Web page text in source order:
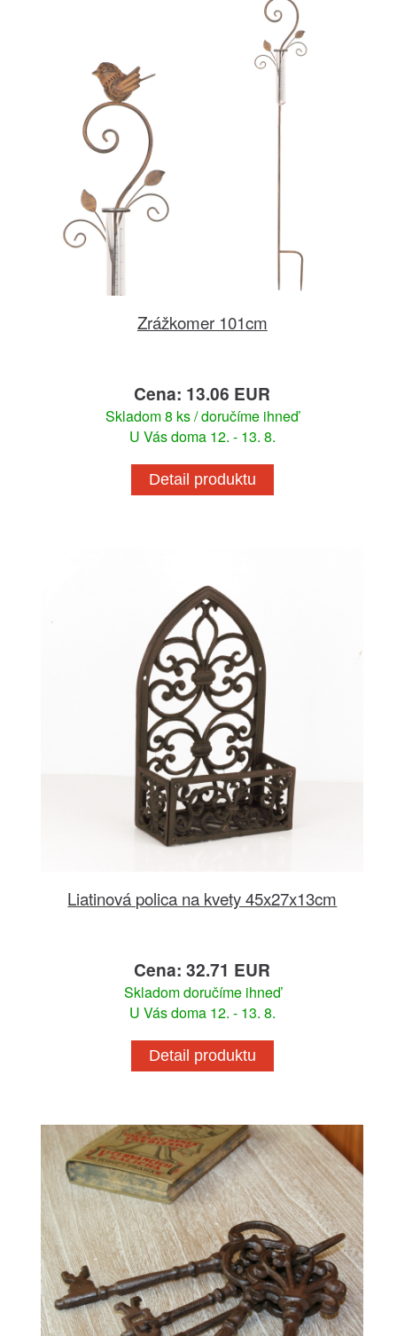
Zrážkomer 101cm
Cena: 13.06 EUR
Skladom 8 ks / doručíme ihneď
U Vás doma 12. - 13. 8.
Detail produktu
Liatinová polica na kvety 45x27x13cm
Cena: 32.71 EUR
Skladom doručíme ihneď
U Vás doma 12. - 13. 8.
Detail produktu